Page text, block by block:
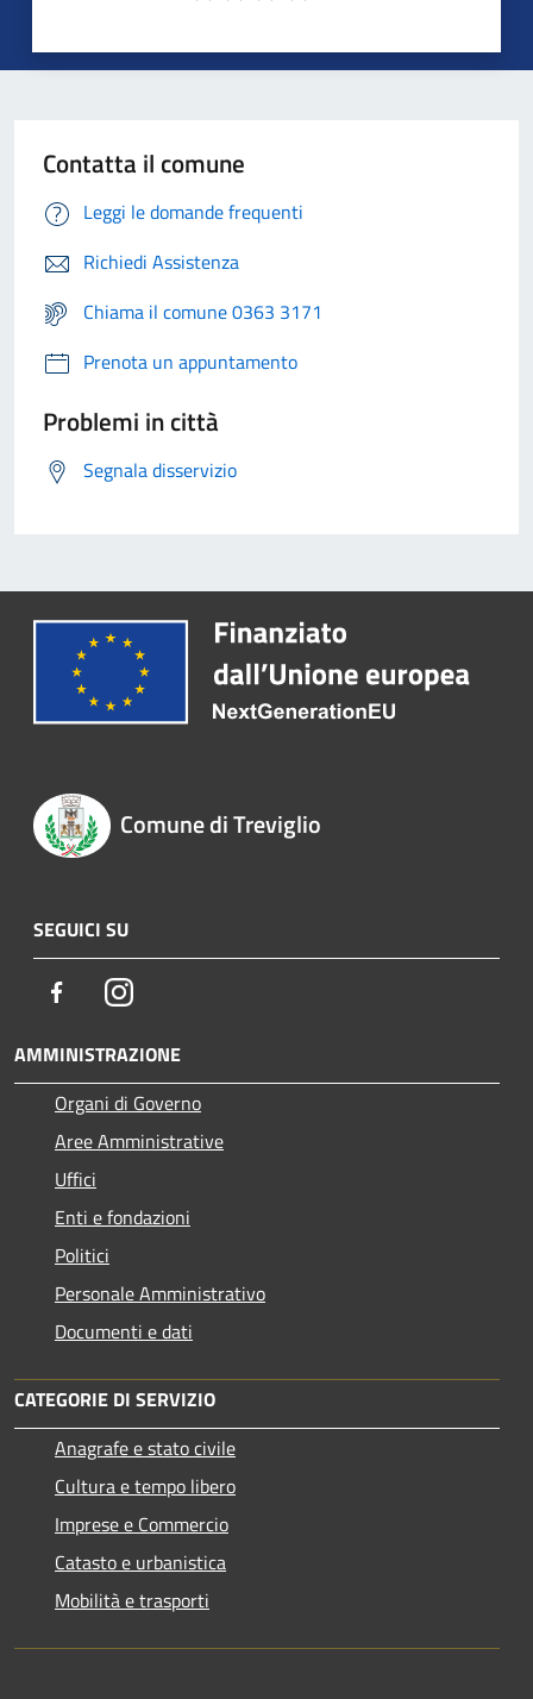
Contatta il comune
Leggi le domande frequenti
Richiedi Assistenza
Chiama il comune 0363 3171
Prenota un appuntamento
Problemi in città
Segnala disservizio
Comune di Treviglio
SEGUICI SU
FacebookInstagram
AMMINISTRAZIONE
Organi di Governo
Aree Amministrative
Uffici
Enti e fondazioni
Politici
Personale Amministrativo
Documenti e dati
CATEGORIE DI SERVIZIO
Anagrafe e stato civile
Cultura e tempo libero
Imprese e Commercio
Catasto e urbanistica
Mobilità e trasporti